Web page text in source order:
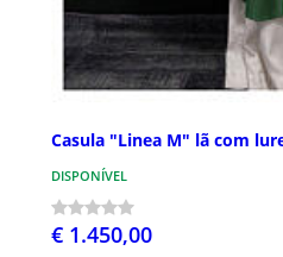
Casula "Linea M" lã com
DISPONÍVEL
€ 1.450,00